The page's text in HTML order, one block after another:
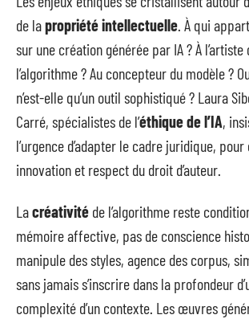
de lapropriété intellectuelle . À qui
sur une création générée par IA ? À
l’algorithme ? Au concepteur du modèle ?
n’est-elle qu’un outil sophistiqué ? Laura
Carré, spécialistes de l’éthique de l’IA,
l’urgence d’adapter le cadre juridique,
innovation et respect du droit d’auteur.
Lacréativité de l’algorithme reste
mémoire affective, pas de conscience
manipule des styles, agence des corpus,
sans jamais s’inscrire dans la profondeur
complexité d’un contexte. Les œuvres